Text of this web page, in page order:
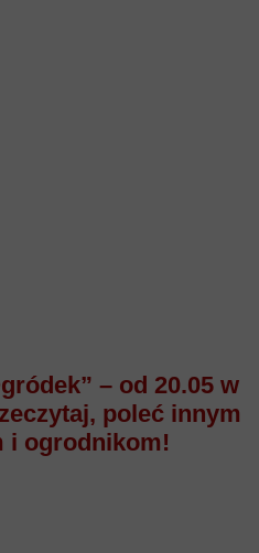
– od 20.05 w
poleć innym
i ogrodnikom!